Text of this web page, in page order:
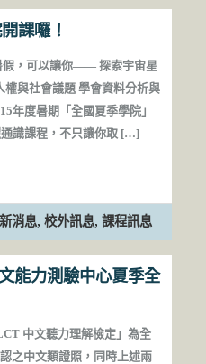
課囉！
假，可以讓你—— 探索宇宙星
權與社會議題 學會資料分析與
年度暑期「全國夏季學院」
識課程，不只讓你取 […]
消息, 校外訊息, 課程訊息
能力測驗中心夏季全
中文聽力理解檢定」為全
之中文類證照，同時上述兩